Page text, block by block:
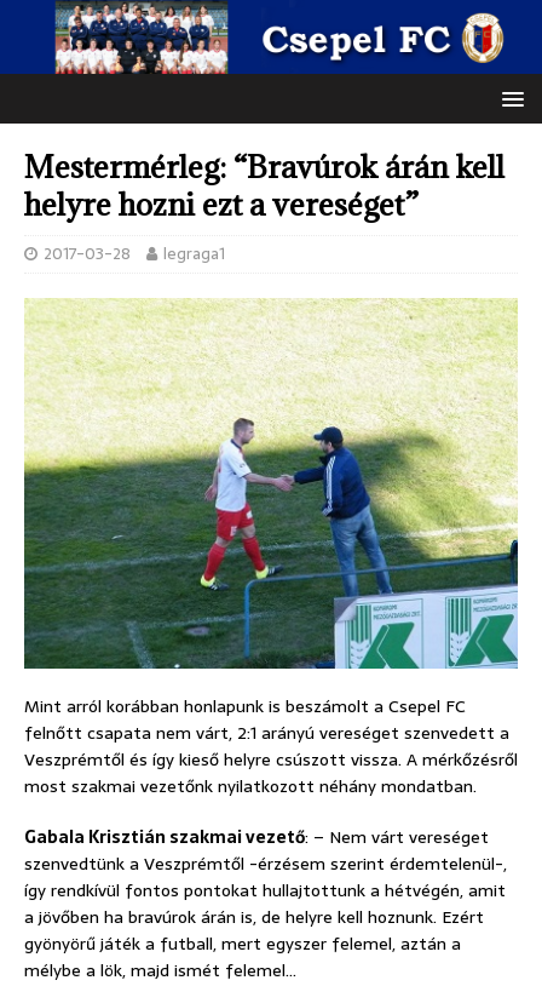
Mestermérleg: “Bravúrok árán kell
helyre hozni ezt a vereséget”
2017-03-28 legraga1
Mint arról korábban honlapunk is beszámolt a Csepel FC
felnőtt csapata nem várt, 2:1 arányú vereséget szenvedett a
Veszprémtől és így kieső helyre csúszott vissza. A mérkőzésről
most szakmai vezetőnk nyilatkozott néhány mondatban.
Gabala Krisztián szakmai vezető: – Nem várt vereséget
szenvedtünk a Veszprémtől -érzésem szerint érdemtelenül-,
így rendkívül fontos pontokat hullajtottunk a hétvégén, amit
a jövőben ha bravúrok árán is, de helyre kell hoznunk. Ezért
gyönyörű játék a futball, mert egyszer felemel, aztán a
mélybe a lök, majd ismét felemel…